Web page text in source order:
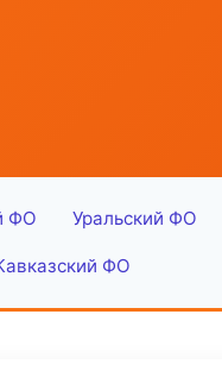
ФО Уральский ФО
ФО